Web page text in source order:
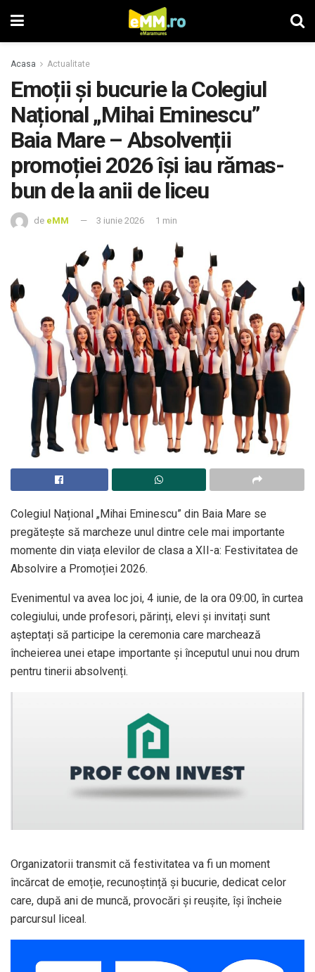
Acasa Actualitate
Emoții și bucurie la Colegiul
Național „Mihai Eminescu”
Baia Mare – Absolvenții
promoției 2026 își iau rămas-
bun de la anii de liceu
de eMM 3 iunie 2026 1 min
Colegiul Național „Mihai Eminescu” din Baia Mare se
pregătește să marcheze unul dintre cele mai importante
momente din viața elevilor de clasa a XII-a: Festivitatea de
Absolvire a Promoției 2026.
Evenimentul va avea loc joi, 4 iunie, de la ora 09:00, în curtea
colegiului, unde profesori, părinți, elevi și invitați sunt
așteptați să participe la ceremonia care marchează
încheierea unei etape importante și începutul unui nou drum
pentru tinerii absolvenți.
Organizatorii transmit că festivitatea va fi un moment
încărcat de emoție, recunoștință și bucurie, dedicat celor
care, după ani de muncă, provocări și reușite, își încheie
parcursul liceal.